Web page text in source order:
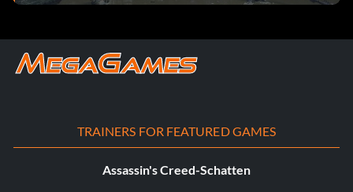
TRAINERS FOR FEATURED GAMES
Assassin's Creed-Schatten